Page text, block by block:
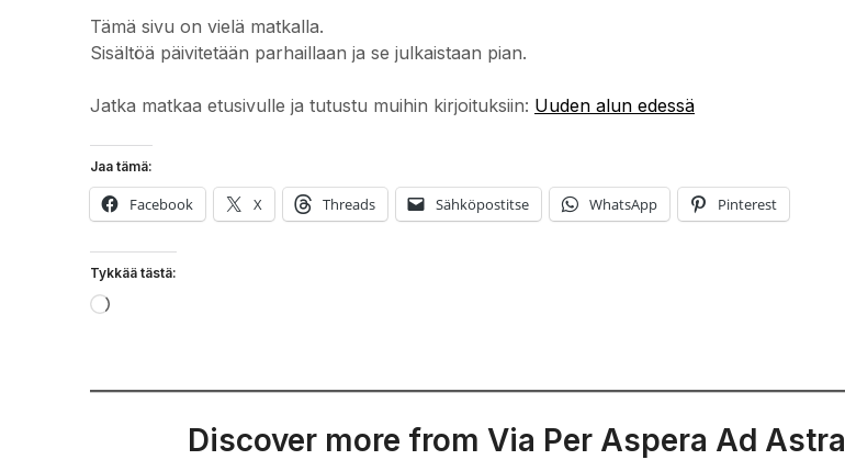
Tämä sivu on vielä matkalla.
Sisältöä päivitetään parhaillaan ja se julkaistaan pian.
Jatka matkaa etusivulle ja tutustu muihin kirjoituksiin: Uuden alun edessä
Jaa tämä:
Facebook X Threads Sähköpostitse WhatsApp Pinterest
Tykkää tästä:
Loading…
Discover more from Via Per Aspera Ad Astra